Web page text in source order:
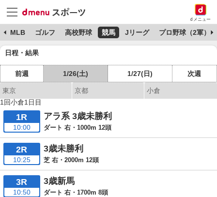
dメニュー
MLB ゴルフ 高校野球 競馬 Jリーグ プロ野球（2軍）
日程・結果
前週 1/26(土) 1/27(日) 次週
東京 京都
小倉
1回小倉1日目
1R
10:00
アラ系 3歳未勝利
ダート 右・1000m 12頭
2R
10:25
3歳未勝利
芝 右・2000m 12頭
3R
10:50
3歳新馬
ダート 右・1700m 8頭